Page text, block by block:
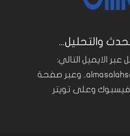
والتحليل...
عبر الايميل التالي:
almasalahsources@gmail.com.. وعبر صفحة
فيسبوك وعلى تويتر